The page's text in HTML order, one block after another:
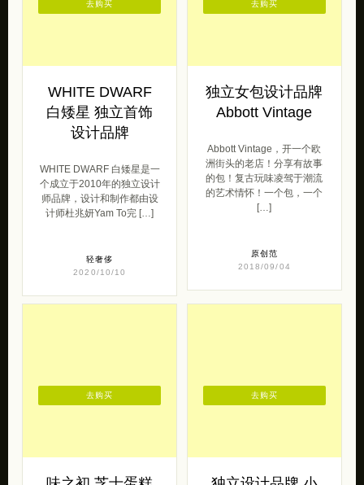
WHITE DWARF
白矮星 独立首饰
设计品牌
WHITE DWARF 白矮星是一
个成立于2010年的独立设计
师品牌，设计和制作都由设
计师杜兆妍Yam To完 […]
轻奢侈
2020/10/10
去购买
独立女包设计品牌
Abbott Vintage
Abbott Vintage，开一个欧
洲街头的老店！分享有故事
的包！复古玩味凌驾于潮流
的艺术情怀！一个包，一个
[…]
原创范
2018/09/04
去购买
去购买 去购买